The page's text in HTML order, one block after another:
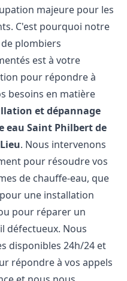
majeure pour les
C'est pourquoi notre
plombiers
est à votre
pour répondre à
besoins en matière
et dépannage
eau Saint Philbert de
. Nous intervenons
pour résoudre vos
de chauffe-eau, que
une installation
pour réparer un
défectueux. Nous
disponibles 24h/24 et
répondre à vos appels